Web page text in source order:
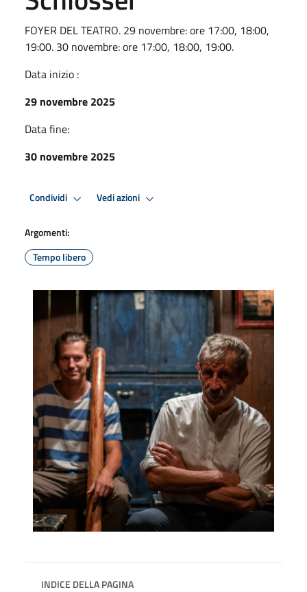
FOYER DEL TEATRO. 29 novembre: ore 17:00, 18:00,
19:00. 30 novembre: ore 17:00, 18:00, 19:00.
Data inizio :
29 novembre 2025
Data fine:
30 novembre 2025
Condividi Vedi azioni
Argomenti:
Tempo libero
INDICE DELLA PAGINA